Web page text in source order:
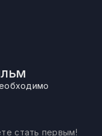
стать первым!